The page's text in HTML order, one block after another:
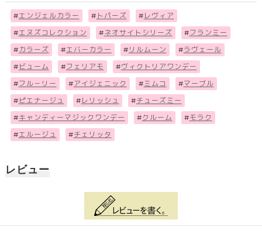
#エンジェルカラー # トパーズ # レヴィア
#エヌズコレクション #ネオサイトシリーズ #フランミー
# カラーズ #エバーカラー # リルムーン #ラヴェール
# ビューム #フェリアモ #ヴィクトリアワンデー
#フル－リー #アイジェニック #ミムコ #マーブル
# ピエナージュ # レリッシュ #チューズミー
#キャンディーマジックワンデー #クルーム #モラク
#エルージュ #チェリッタ
レビュー